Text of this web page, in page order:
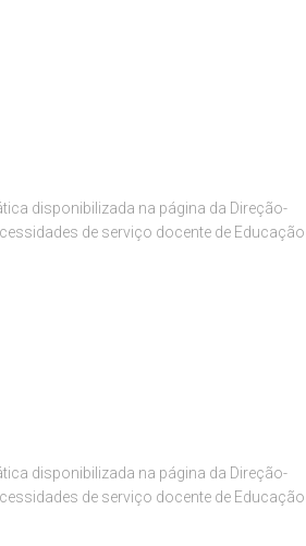
disponibilizada na página da Direção-
de serviço docente de Educação
disponibilizada na página da Direção-
de serviço docente de Educação